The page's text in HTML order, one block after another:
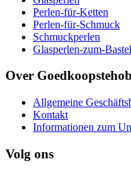
Perlen-für-Ketten
Perlen-für-Schmuck
Schmuckperlen
Glasperlen-zum-
Over
Allgemeine
Kontakt
Informationen zum
Volg ons